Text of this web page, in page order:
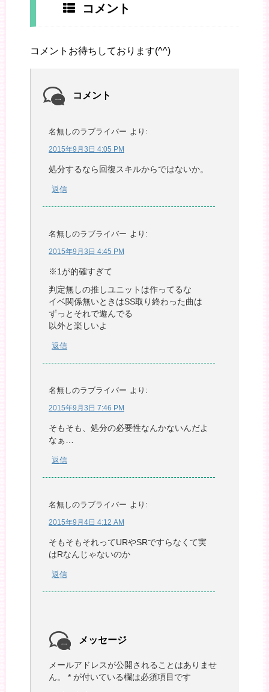
コメント
コメントお待ちしております(^^)
コメント
名無しのラブライバー より:
2015年9月3日 4:05 PM
処分するなら回復スキルからではないか。
返信
名無しのラブライバー より:
2015年9月3日 4:45 PM
※1が的確すぎて
判定無しの推しユニットは作ってるな
イベ関係無いときはSS取り終わった曲は
ずっとそれで遊んでる
以外と楽しいよ
返信
名無しのラブライバー より:
2015年9月3日 7:46 PM
そもそも、処分の必要性なんかないんだよ
なぁ…
返信
名無しのラブライバー より:
2015年9月4日 4:12 AM
そもそもそれってURやSRですらなくて実
はRなんじゃないのか
返信
メッセージ
メールアドレスが公開されることはありませ
ん。
* が付いている欄は必須項目です